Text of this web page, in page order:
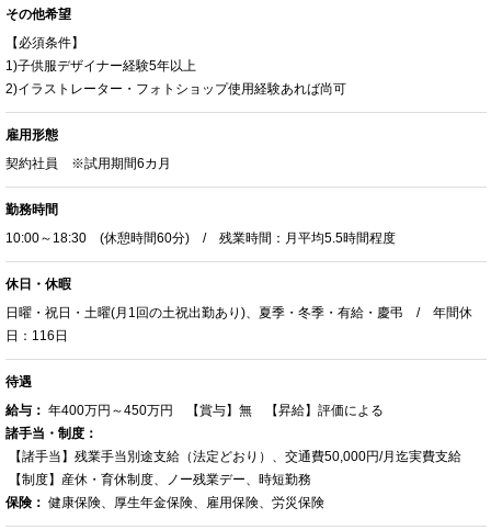
その他希望
【必須条件】
1)子供服デザイナー経験5年以上
2)イラストレーター・フォトショップ使用経験あれば尚可
雇用形態
契約社員 ※試用期間6カ月
勤務時間
10:00～18:30 (休憩時間60分) / 残業時間：月平均5.5時間程度
休日・休暇
日曜・祝日・土曜(月1回の土祝出勤あり)、夏季・冬季・有給・慶弔 / 年間休
日：116日
待遇
給与： 年400万円～450万円 【賞与】無 【昇給】評価による
諸手当・制度：
【諸手当】残業手当別途支給（法定どおり）、交通費50,000円/月迄実費支給
【制度】産休・育休制度、ノー残業デー、時短勤務
保険： 健康保険、厚生年金保険、雇用保険、労災保険